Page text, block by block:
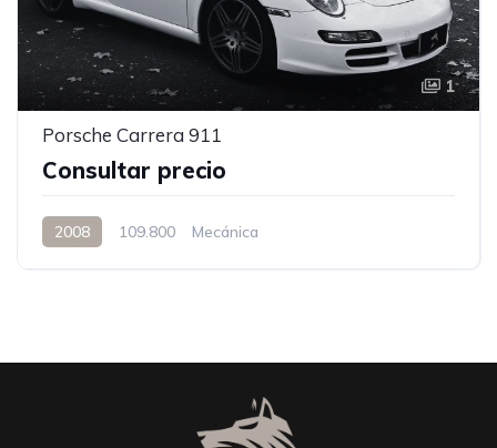
1
Porsche Carrera 911
Consultar precio
2008 109.800 Mecánica